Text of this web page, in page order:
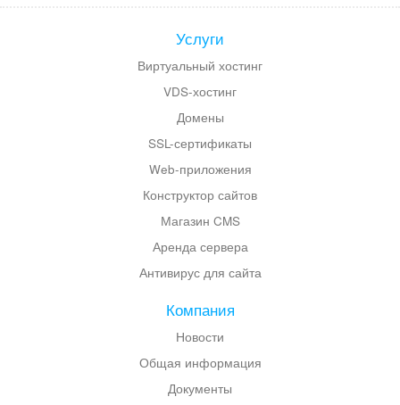
Услуги
Виртуальный хостинг
VDS-хостинг
Домены
SSL-сертификаты
Web-приложения
Конструктор сайтов
Магазин CMS
Аренда сервера
Антивирус для сайта
Компания
Новости
Общая информация
Документы